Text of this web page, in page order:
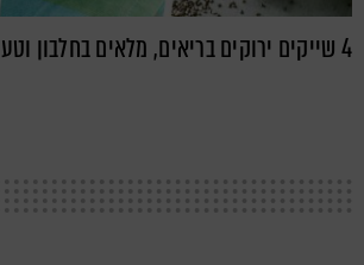
4 שייקים ירוקים בריאים, מלאים בחלבון וטעימים להפליא